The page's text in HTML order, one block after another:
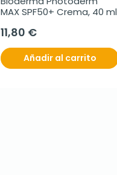
MAX SPF50+ Crema, 40 ml
11,80 €
Añadir al carrito